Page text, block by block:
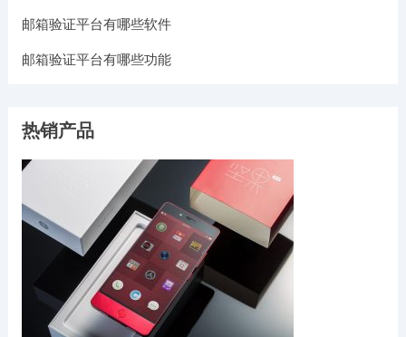
邮箱验证平台有哪些软件
邮箱验证平台有哪些功能
热销产品